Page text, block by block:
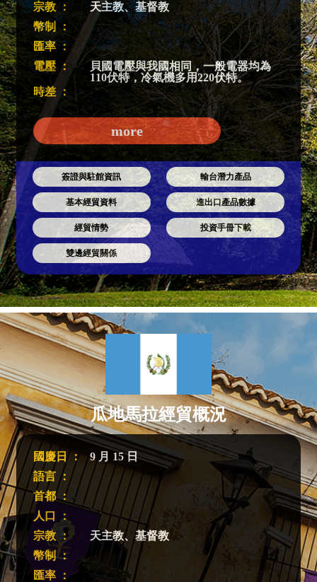
宗教 ：
天主教、基督教
幣制 ：
匯率 ：
電壓 ：
貝國電壓與我國相同，一般電器均為
110伏特，冷氣機多用220伏特。
時差 ：
more
簽證與駐館資訊 輸台潛力產品
基本經貿資料 進出口產品數據
經貿情勢 投資手冊下載
雙邊經貿關係
瓜地馬拉經貿概況
國慶日 ：
9 月 15 日
語言 ：
首都 ：
人口 ：
宗教 ：
天主教、基督教
幣制 ：
匯率 ：